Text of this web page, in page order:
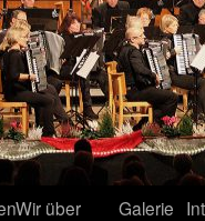
Wir über
Galerie